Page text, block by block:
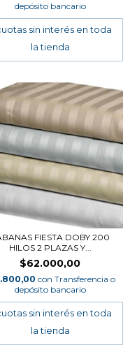
depósito bancario
FIESTA DOBY 200
HILOS 2 PLAZAS Y...
$62.000,00
con Transferencia o
depósito bancario